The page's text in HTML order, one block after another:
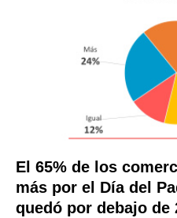
El 65% de los
más por el Día del
quedó por debajo de